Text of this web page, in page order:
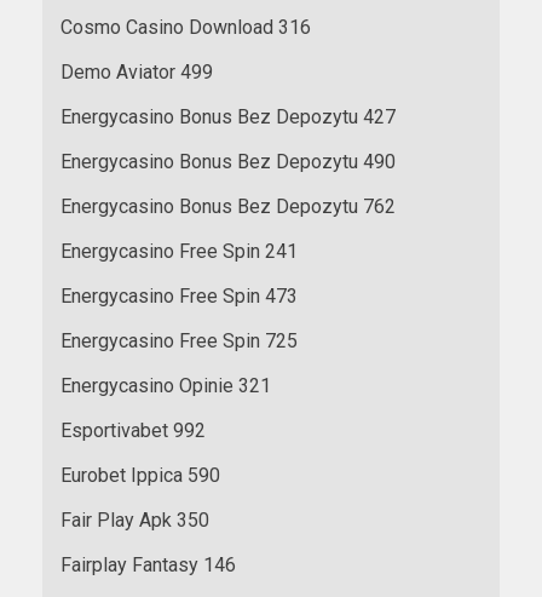
Cosmo Casino Download 316
Demo Aviator 499
Energycasino Bonus Bez Depozytu 427
Energycasino Bonus Bez Depozytu 490
Energycasino Bonus Bez Depozytu 762
Energycasino Free Spin 241
Energycasino Free Spin 473
Energycasino Free Spin 725
Energycasino Opinie 321
Esportivabet 992
Eurobet Ippica 590
Fair Play Apk 350
Fairplay Fantasy 146